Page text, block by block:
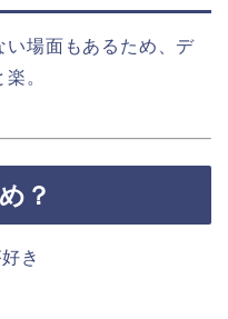
い場面もあるため、デ
。
？
き